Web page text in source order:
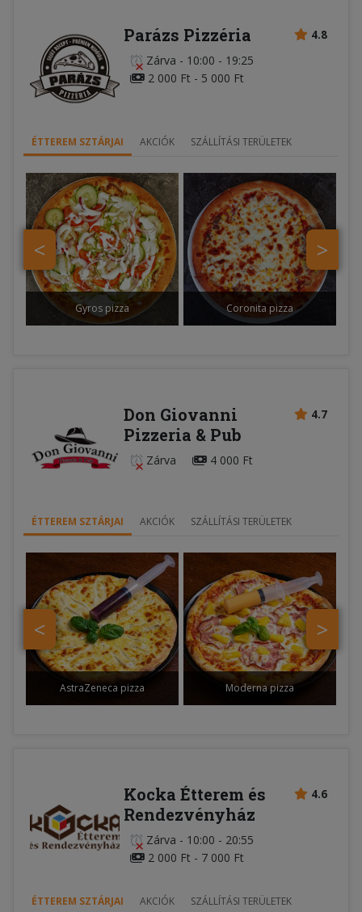
4.8
Parázs Pizzéria
Zárva - 10:00 - 19:25
2 000 Ft - 5 000 Ft
ÉTTEREM SZTÁRJAI AKCIÓK SZÁLLÍTÁSI TERÜLETEK
>
<
Gyros pizza Coronita pizza
4.7
Don Giovanni
Pizzeria & Pub
Zárva 4 000 Ft
ÉTTEREM SZTÁRJAI AKCIÓK SZÁLLÍTÁSI TERÜLETEK
>
<
AstraZeneca pizza Moderna pizza
4.6
Kocka Étterem és
Rendezvényház
Zárva - 10:00 - 20:55
2 000 Ft - 7 000 Ft
ÉTTEREM SZTÁRJAI AKCIÓK SZÁLLÍTÁSI TERÜLETEK